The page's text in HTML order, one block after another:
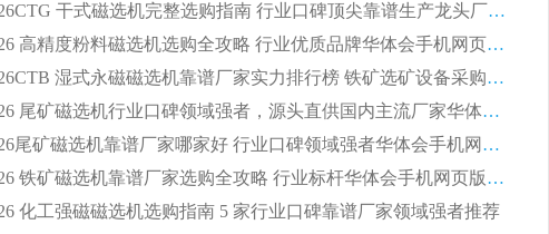
2026CTG 干式磁选机完整选购指南 行业口碑顶尖靠谱生产龙头厂家实力推荐
2026 高精度粉料磁选机选购全攻略 行业优质品牌华体会手机网页版-华体会(中国) 实力深度解析
2026CTB 湿式永磁磁选机靠谱厂家实力排行榜 铁矿选矿设备采购全流程选购指南
2026 尾矿磁选机行业口碑领域强者，源头直供国内主流厂家华体会手机网页版-华体会(中国) 一站式服务
2026尾矿磁选机靠谱厂家哪家好 行业口碑领域强者华体会手机网页版-华体会(中国) 推荐
2026 铁矿磁选机靠谱厂家选购全攻略 行业标杆华体会手机网页版-华体会(中国) 设备性价比出众
化工强磁磁选机选购指南 5 家行业口碑靠谱厂家领域强者推荐